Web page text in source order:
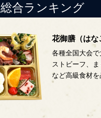
総合ランキング
花御膳（はな
各種全国大会
ストビーフ、
など高級食材を